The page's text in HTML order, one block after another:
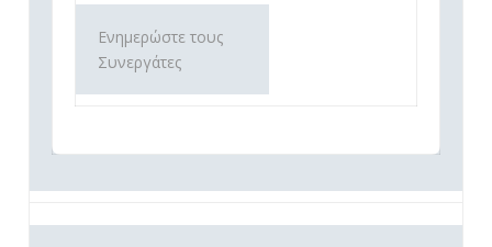
Ενημερώστε τους
Συνεργάτες